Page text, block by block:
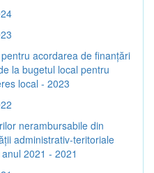
acordarea de finanţări
la bugetul local pentru
local - 2023
nerambursabile din
administrativ-teritoriale
2021 - 2021